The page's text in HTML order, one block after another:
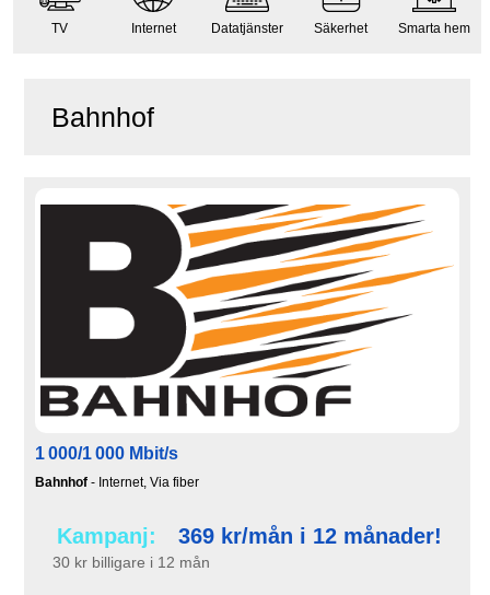
TV Internet Datatjänster Säkerhet Smarta hem
Bahnhof
1 000/1 000 Mbit/s
Bahnhof - Internet, Via fiber
Kampanj: 369 kr/mån i 12 månader!
30 kr billigare i 12 mån